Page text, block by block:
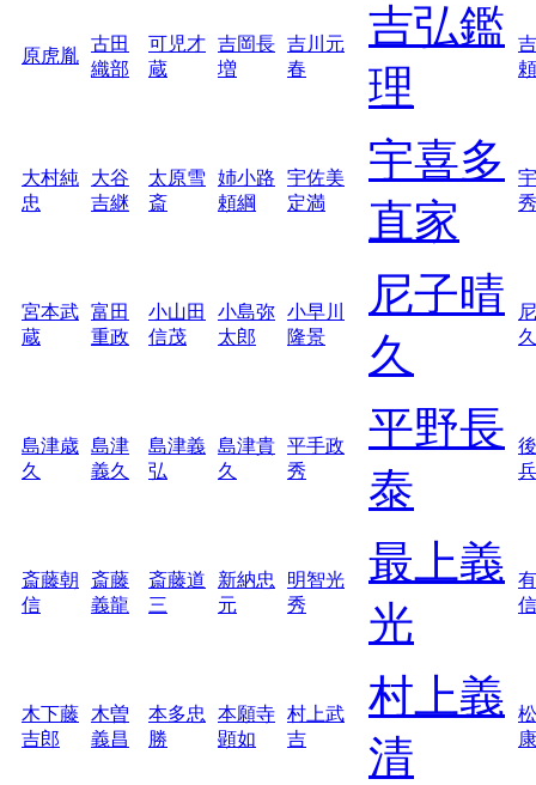
原虎胤
古田
織部
可児才
蔵
吉岡長
増
吉川元
春
吉弘鑑
理
頼
大村純
忠
大谷
吉継
太原雪
斎
姉小路
頼綱
宇佐美
定満
宇喜多
直家
宮本武
蔵
富田
重政
小山田
信茂
小島弥
太郎
小早川
隆景
尼子晴
久
久
島津歳
久
島津
義久
島津義
弘
島津貴
久
平手政
秀
平野長
泰
斎藤朝
信
斎藤
義龍
斎藤道
三
新納忠
元
明智光
秀
最上義
光
信
木下藤
吉郎
木曽
義昌
本多忠
勝
本願寺
顕如
村上武
吉
村上義
清
康